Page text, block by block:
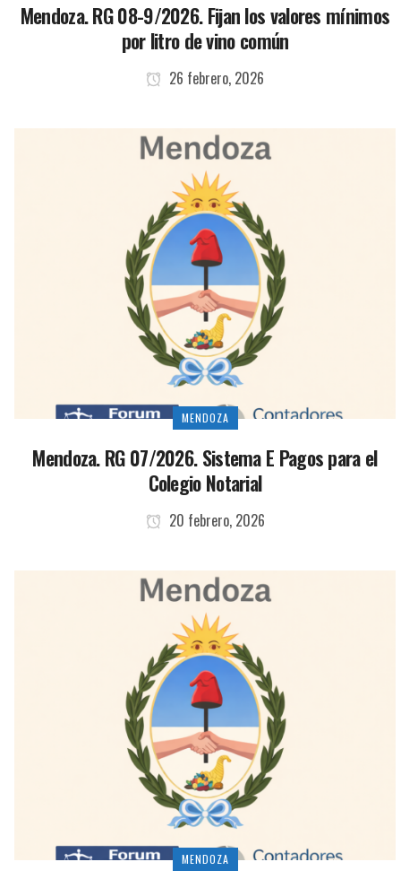
Mendoza. RG 08-9/2026. Fijan los valores mínimos
por litro de vino común
26 febrero, 2026
MENDOZA
Mendoza. RG 07/2026. Sistema E Pagos para el
Colegio Notarial
20 febrero, 2026
MENDOZA